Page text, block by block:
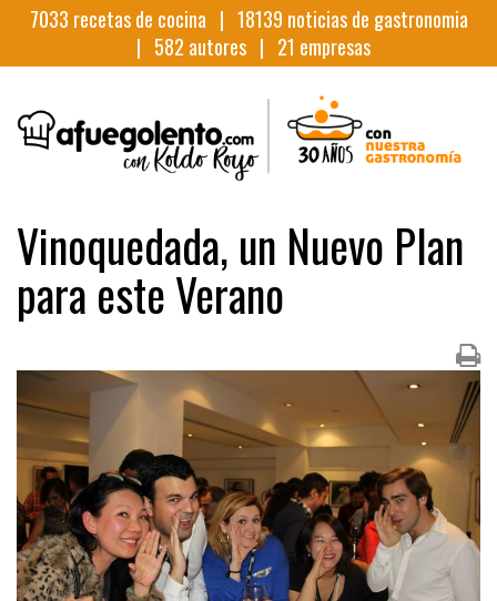
7033 recetas de cocina | 18139 noticias de gastronomia
| 582 autores | 21 empresas
Vinoquedada, un Nuevo Plan
para este Verano